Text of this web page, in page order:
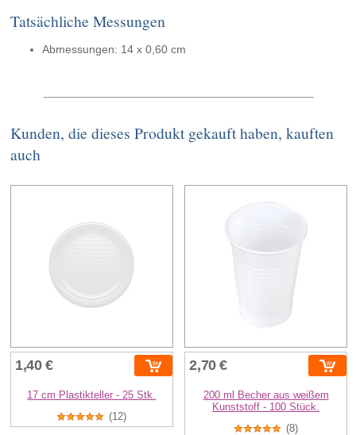
Tatsächliche Messungen
Abmessungen: 14 x 0,60 cm
Kunden, die dieses Produkt gekauft haben, kauften
auch
1,40 €
17 cm Plastikteller - 25 Stk.
(12)
2,70 €
200 ml Becher aus weißem
Kunststoff - 100 Stück.
(8)